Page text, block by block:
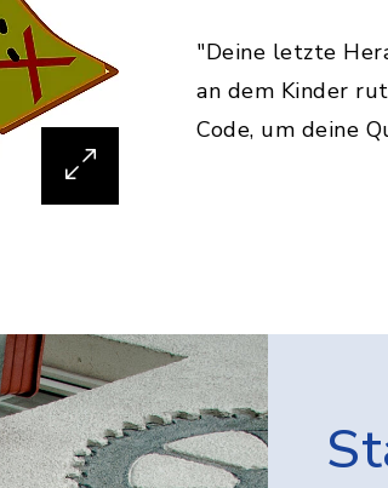
"Deine letzte
an dem Kinder
Code, um deine